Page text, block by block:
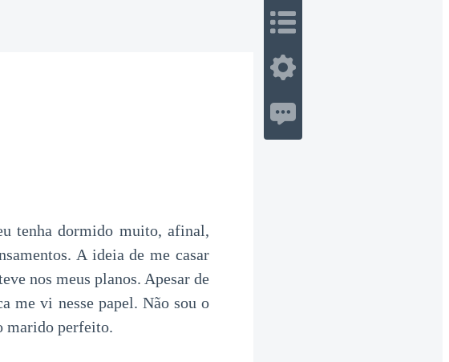
tenha dormido muito, afinal,
A ideia de me casar
nos meus planos. Apesar de
me vi nesse papel. Não sou o
marido perfeito.